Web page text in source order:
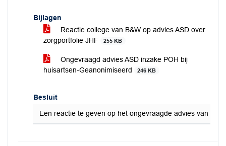
Bijlagen
Reactie college van B&W op advies ASD over
zorgportfolie JHF
255 KB
Ongevraagd advies ASD inzake POH bij
huisartsen-Geanonimiseerd
246 KB
Besluit
Een reactie te geven op het ongevraagde advies van de